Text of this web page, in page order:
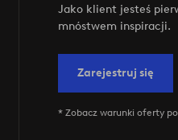
Jako klient jesteś
mnóstwem inspiracji.
Zarejestruj się
* Zobacz warunki oferty